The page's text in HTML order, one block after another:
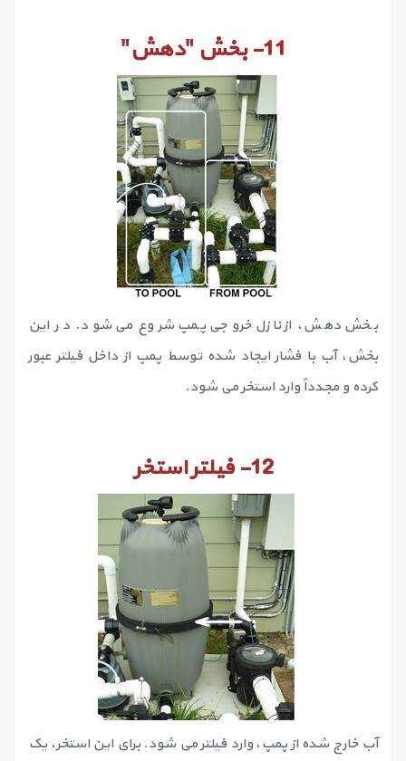
11- بخش"دهش"
بخش دهش، از نازل خروجی پمپ شروع می شود. در این
بخش، آب با فشار ایجاد شده توسط پمپ از داخل فیلتر عبور
کرده و مجدداً وارد استخر می شود.
12- فیلتر استخر
آب خارج شده از پمپ، وارد فیلتر می شود. برای این استخر، یک